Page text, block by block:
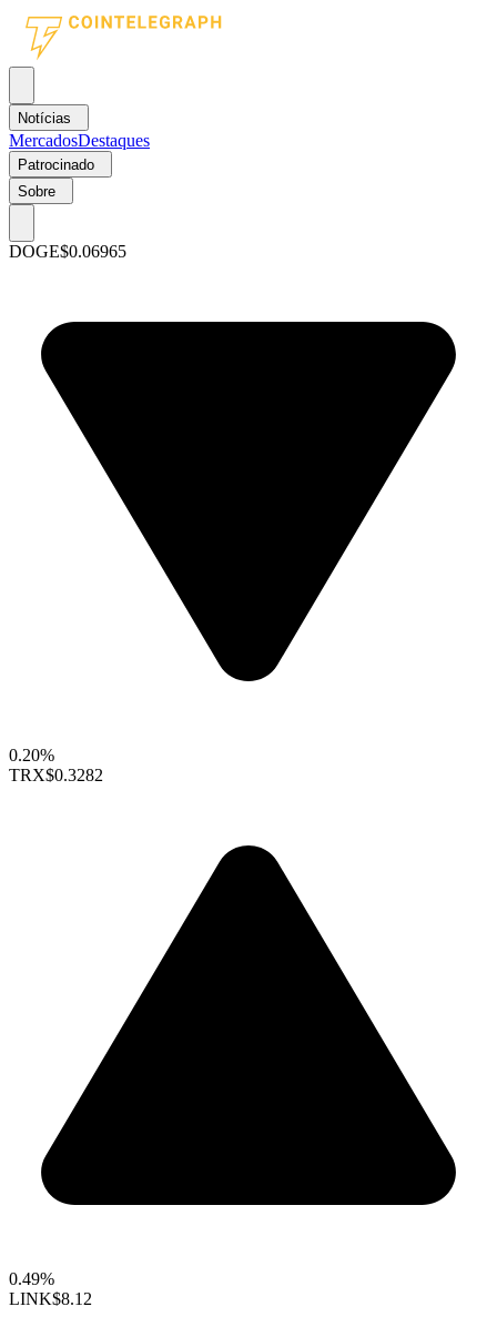
Notícias
MercadosDestaques
Patrocinado
Sobre
DOGE$0.06965
0.20%
TRX$0.3282
0.49%
LINK$8.12